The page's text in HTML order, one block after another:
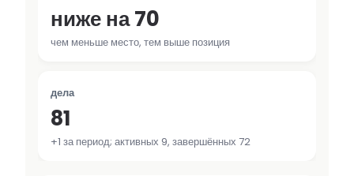
ниже на 70
чем меньше место, тем выше позиция
дела
81
+1 за период; активных 9, завершённых 72